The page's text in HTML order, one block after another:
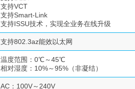
支持VCT
支持Smart-Link
支持ISSU技术，实现全业务在线升级
支持802.3az能效以太网
温度范围：0℃～45℃
相对湿度：10%～95%（非凝结）
AC：100V～240V